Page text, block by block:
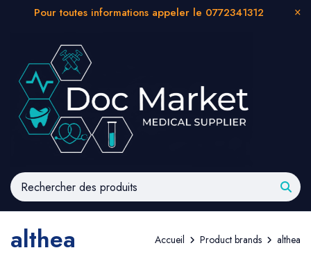
Pour toutes informations appeler le 0772341312
Accueil Product brands althea
althea